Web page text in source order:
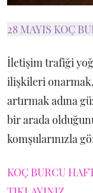
28 MAYIS KOÇ
İletişim trafiği
ilişkileri
artırmak adına
bir arada
komşularınızla
KOÇ BURCU